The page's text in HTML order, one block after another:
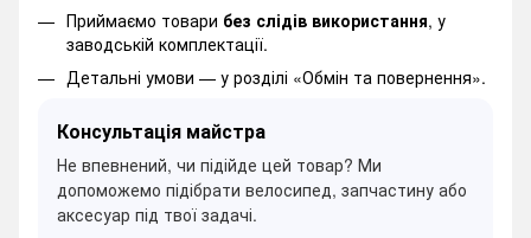
Приймаємо товари без слідів використання, у
заводській комплектації.
Детальні умови — у розділі «Обмін та повернення».
Консультація майстра
Не впевнений, чи підійде цей товар? Ми
допоможемо підібрати велосипед, запчастину або
аксесуар під твої задачі.